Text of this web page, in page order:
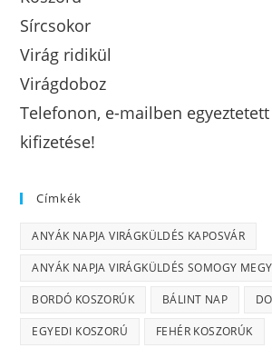
Sírcsokor
Virág ridikül
Virágdoboz
Telefonon, e-mailben
kifizetése!
Címkék
ANYÁK NAPJA VIRÁGKÜLDÉS KAPOSVÁR
ANYÁK NAPJA VIRÁGKÜLDÉS SOMOGY
BORDÓ KOSZORÚK BÁLINT NAP
EGYEDI KOSZORÚ FEHÉR KOSZORÚK